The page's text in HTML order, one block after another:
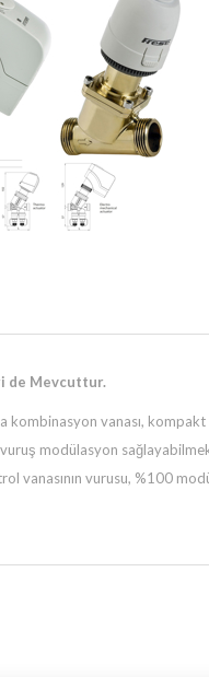
de Mevcuttur.
kombinasyon vanası,
modülasyon
vanasının vurusu, %100